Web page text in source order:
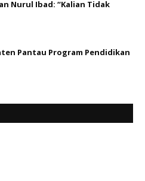
Nurul Ibad: “Kalian Tidak
Pantau Program Pendidikan